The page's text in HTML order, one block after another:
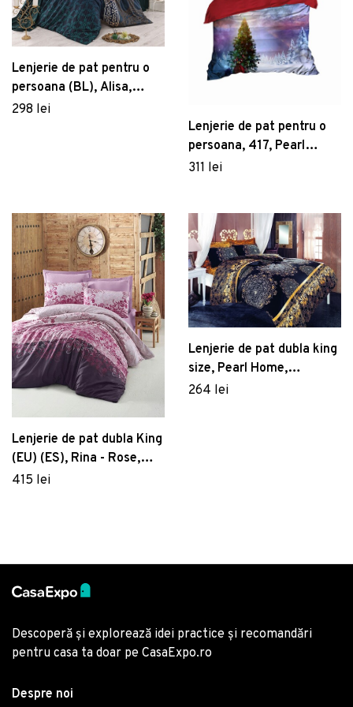
Lenjerie de pat pentru o
persoana (BL), Alisa,
Victoria, Bumbac Satinat
298 lei
Lenjerie de pat pentru o
persoana, 417, Pearl
Home, Poliester Satinat
311 lei
Lenjerie de pat dubla King
(EU) (ES), Rina - Rose,
Victoria, Bumbac Satinat
415 lei
Lenjerie de pat dubla king
size, Pearl Home,
172PRL68420, 3 piese,
264 lei
Descoperă și explorează idei practice și recomandări
pentru casa ta doar pe CasaExpo.ro
Despre noi